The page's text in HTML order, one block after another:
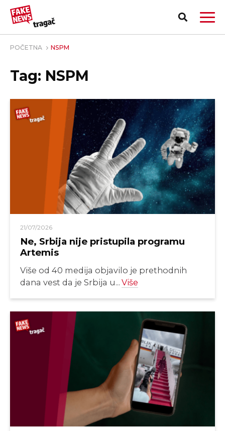
PRIJAVI LAŽNU VEST!
POČETNA NSPM
Tag: NSPM
21/07/2026
Ne, Srbija nije pristupila programu
Artemis
Više od 40 medija objavilo je prethodnih
dana vest da je Srbija u... Više